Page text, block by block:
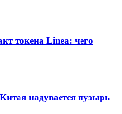
токена Linea: чего
надувается пузырь